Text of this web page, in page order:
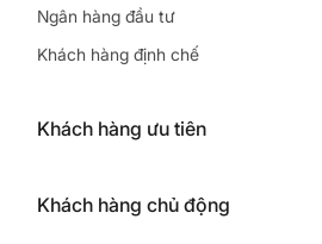
Ngân hàng đầu tư
Khách hàng định chế
Khách hàng ưu tiên
Khách hàng chủ động